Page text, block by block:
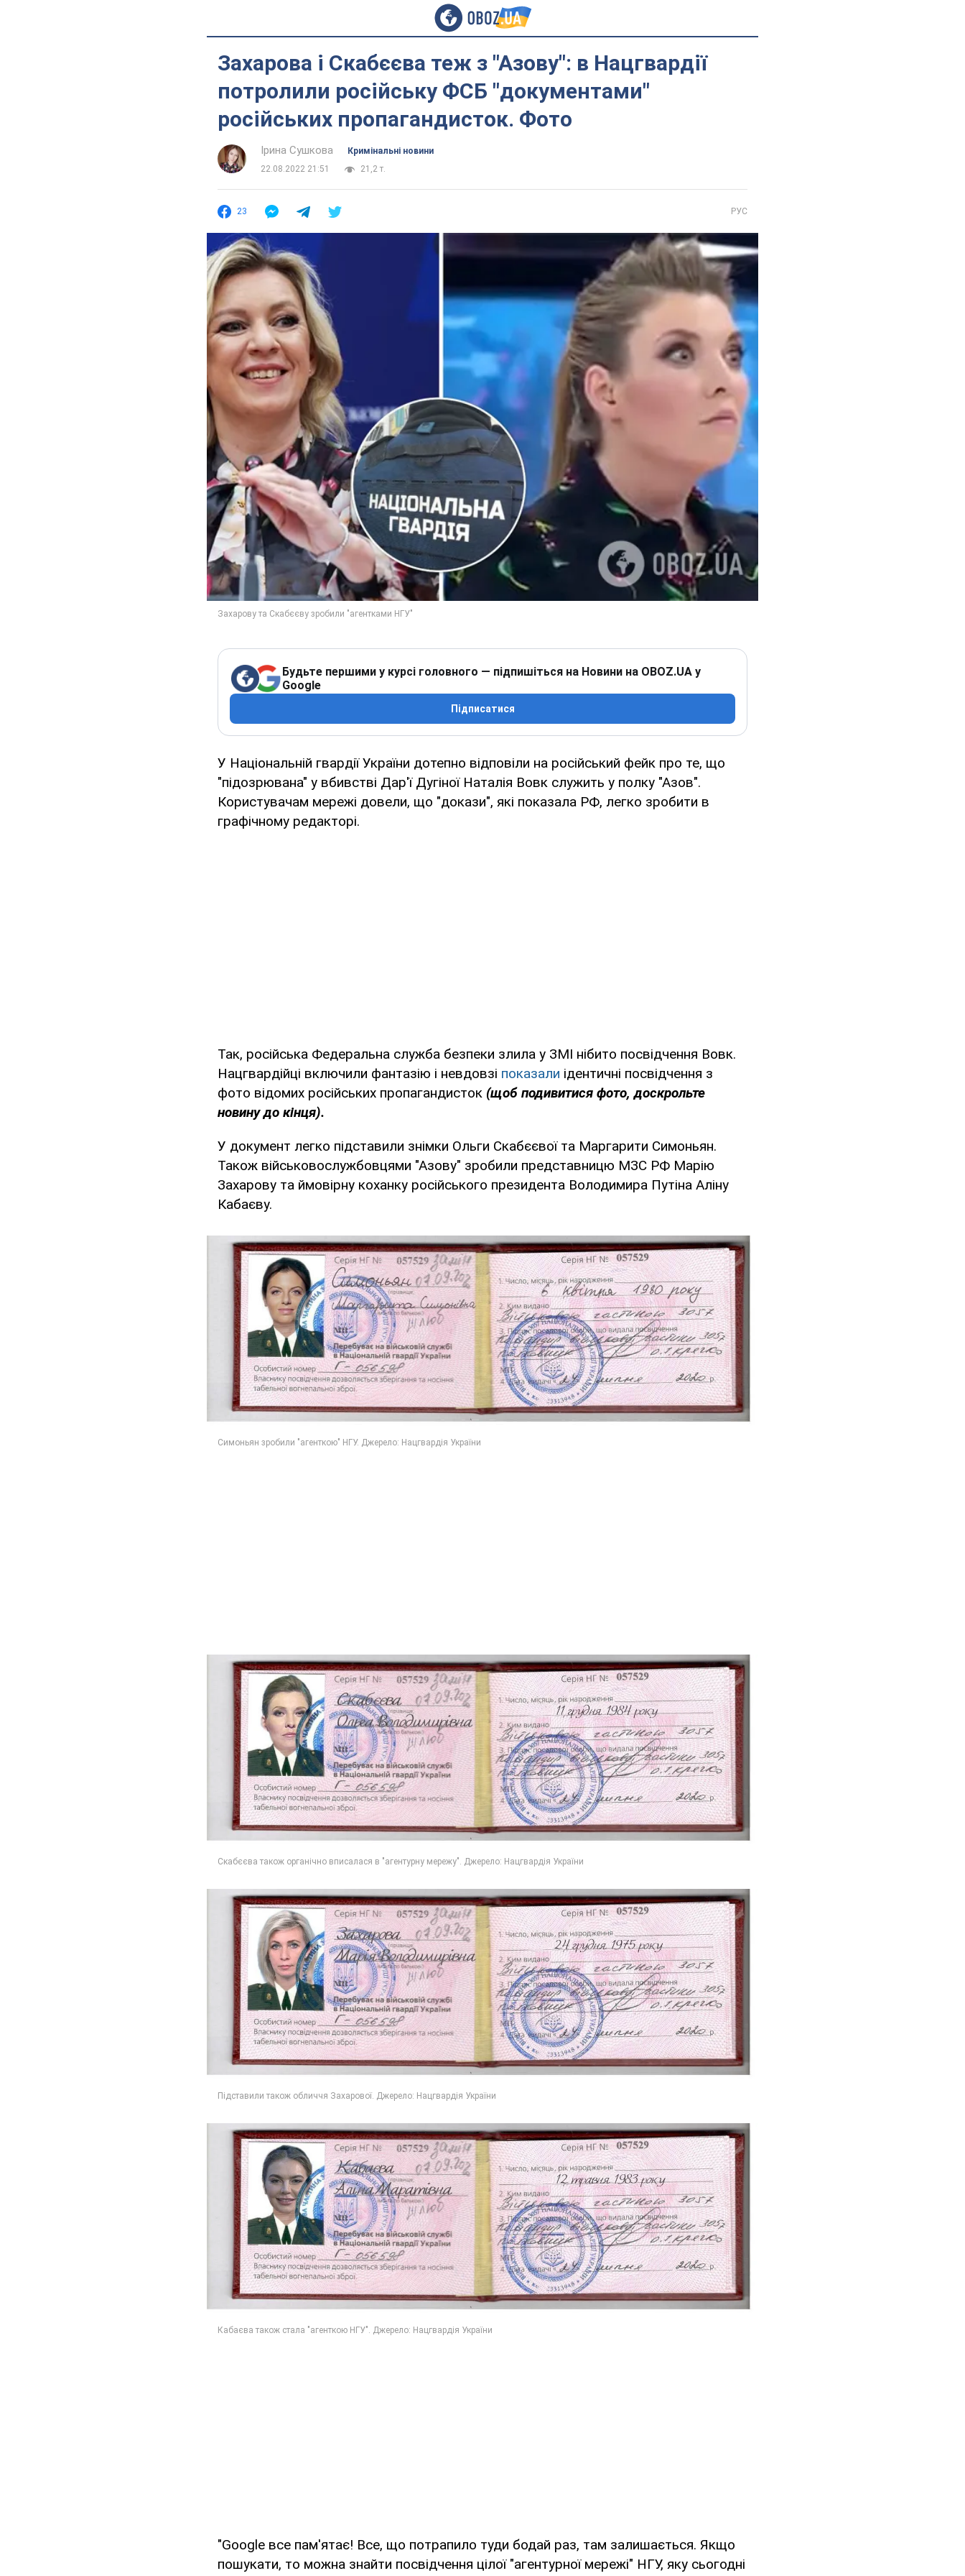
Захарова і Скабєєва теж з "Азову": в Нацгвардії
потролили російську ФСБ "документами"
російських пропагандисток. Фото
Ірина Сушкова
Кримінальні новини
22.08.2022 21:51
21,2 т.
23 РУС
Будьте першими у курсі головного — підпишіться на Новини на OBOZ.UA у
Google
Підписатися
У Національній гвардії України дотепно відповіли на російський фейк про те, що
"підозрювана" у вбивстві Дар'ї Дугіної Наталія Вовк служить у полку "Азов".
Користувачам мережі довели, що "докази", які показала РФ, легко зробити в
графічному редакторі.
Так, російська Федеральна служба безпеки злила у ЗМІ нібито посвідчення Вовк.
Нацгвардійці включили фантазію і невдовзі показали ідентичні посвідчення з
фото відомих російських пропагандисток (щоб подивитися фото, доскрольте
новину до кінця).
У документ легко підставили знімки Ольги Скабєєвої та Маргарити Симоньян.
Також військовослужбовцями "Азову" зробили представницю МЗС РФ Марію
Захарову та ймовірну коханку російського президента Володимира Путіна Аліну
Кабаєву.
"Google все пам'ятає! Все, що потрапило туди бодай раз, там залишається. Якщо
пошукати, то можна знайти посвідчення цілої "агентурної мережі" НГУ, яку сьогодні